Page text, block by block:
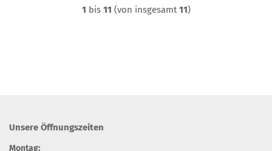
1 bis 11 (von insgesamt11)
Unsere Öffnungszeiten
Montag: